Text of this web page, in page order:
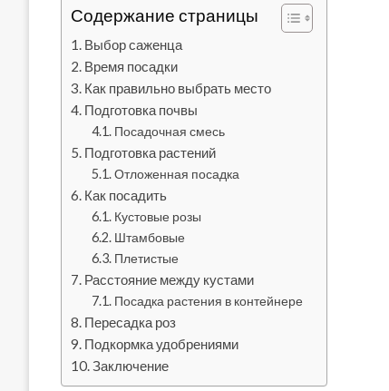
Содержание страницы
Выбор саженца
Время посадки
Как правильно выбрать место
Подготовка почвы
Посадочная смесь
Подготовка растений
Отложенная посадка
Как посадить
Кустовые розы
Штамбовые
Плетистые
Расстояние между кустами
Посадка растения в контейнере
Пересадка роз
Подкормка удобрениями
Заключение